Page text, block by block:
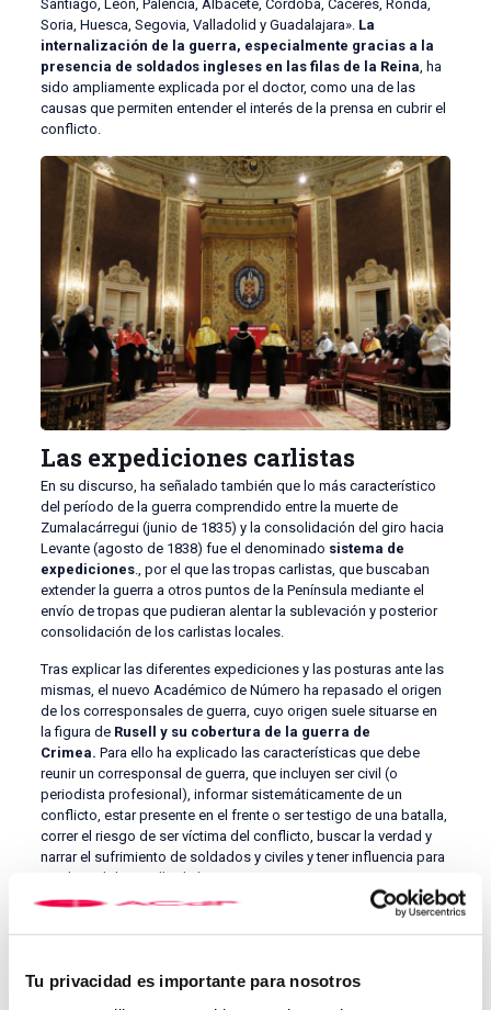
Tu privacidad es importante para nosotros
Santiago, León, Palencia, Albacete, Córdoba, Cáceres, Ronda,
Soria, Huesca, Segovia, Valladolid y Guadalajara». La
internalización de la guerra, especialmente gracias a la
presencia de soldados ingleses en las filas de la Reina, ha
sido ampliamente explicada por el doctor, como una de las
causas que permiten entender el interés de la prensa en cubrir el
conflicto.
Las expediciones carlistas
En su discurso, ha señalado también que lo más característico
del período de la guerra comprendido entre la muerte de
Zumalacárregui (junio de 1835) y la consolidación del giro hacia
Levante (agosto de 1838) fue el denominado sistema de
expediciones., por el que las tropas carlistas, que buscaban
extender la guerra a otros puntos de la Península mediante el
envío de tropas que pudieran alentar la sublevación y posterior
consolidación de los carlistas locales.
Tras explicar las diferentes expediciones y las posturas ante las
mismas, el nuevo Académico de Número ha repasado el origen
de los corresponsales de guerra, cuyo origen suele situarse en
la figura de Rusell y su cobertura de la guerra de
Crimea. Para ello ha explicado las características que debe
reunir un corresponsal de guerra, que incluyen ser civil (o
periodista profesional), informar sistemáticamente de un
conflicto, estar presente en el frente o ser testigo de una batalla,
correr el riesgo de ser víctima del conflicto, buscar la verdad y
narrar el sufrimiento de soldados y civiles y tener influencia para
cambiar el desarrollo de la guerra.
En base a estas condiciones suele creerse que Henry Crabb
Robinson fue corresponsal de guerra.Hace un repaso Bullón
de considerarlas corresponsales de guerra, hasta llegar al